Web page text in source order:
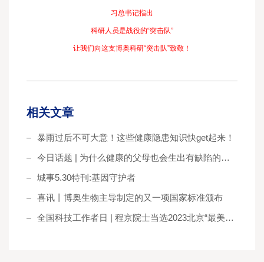
习总书记指出
科研人员是战役的“突击队”
让我们向这支博奥科研“突击队”致敬！
相关文章
暴雨过后不可大意！这些健康隐患知识快get起来！
今日话题 | 为什么健康的父母也会生出有缺陷的孩子？
城事5.30特刊:基因守护者
喜讯丨博奥生物主导制定的又一项国家标准颁布
全国科技工作者日 | 程京院士当选2023北京“最美科技工作者”！